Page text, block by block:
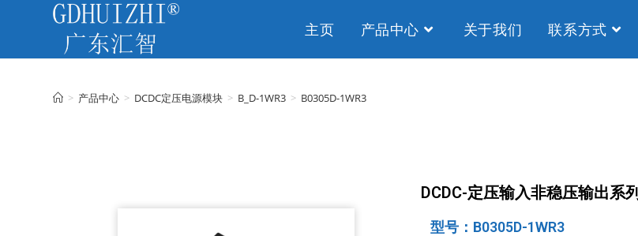
主页 产品中心 关于我们 联系方式
> 产品中心 > DCDC定压电源模块 > B_D-1WR3 > B0305D-1WR3
DCDC-定压输入非稳压输出系列
型号：B0305D-1WR3